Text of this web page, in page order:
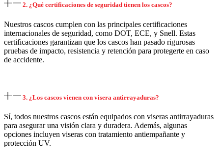
2. ¿Qué certificaciones de seguridad tienen los cascos?
Nuestros cascos cumplen con las principales certificaciones
internacionales de seguridad, como DOT, ECE, y Snell. Estas
certificaciones garantizan que los cascos han pasado rigurosas
pruebas de impacto, resistencia y retención para protegerte en caso
de accidente.
3. ¿Los cascos vienen con visera antirrayaduras?
Sí, todos nuestros cascos están equipados con viseras antirrayaduras
para asegurar una visión clara y duradera. Además, algunas
opciones incluyen viseras con tratamiento antiempañante y
protección UV.